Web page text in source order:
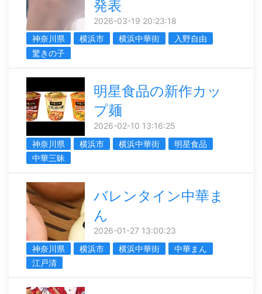
発表
2026-03-19 20:23:18
神奈川県
横浜市 横浜中華街
入野自由
驚きの子
明星食品の新作カッ
プ麺
2026-02-10 13:16:25
神奈川県
横浜市 横浜中華街
明星食品
中華三昧
バレンタイン中華ま
ん
2026-01-27 13:00:23
神奈川県
横浜市 横浜中華街
中華まん
江戸清